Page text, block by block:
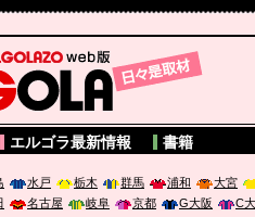
エルゴラ最新情報 書籍
水戸 栃木 群馬 浦和
大宮
名古屋 岐阜 京都 G大阪
C